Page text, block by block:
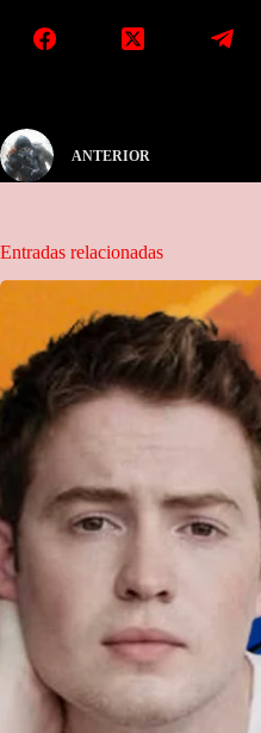
ANTERIOR
Entradas relacionadas